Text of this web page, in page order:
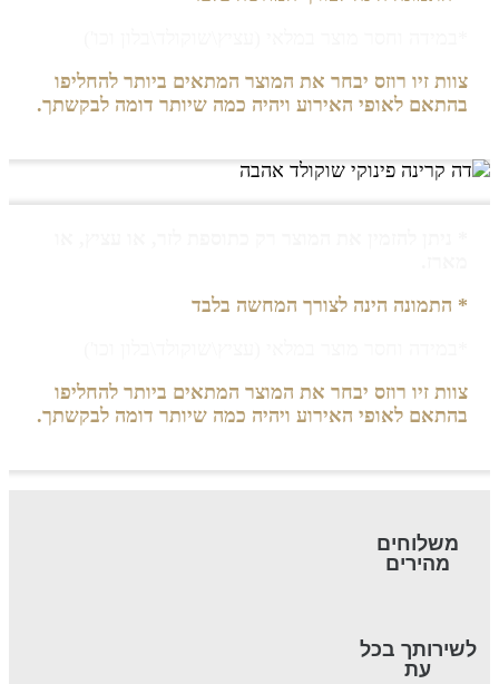
צוות זיו רוזס יבחר את המוצר המתאים ביותר להחליפו
בהתאם לאופי האירוע ויהיה כמה שיותר דומה לבקשתך.
* התמונה הינה לצורך המחשה בלבד
צוות זיו רוזס יבחר את המוצר המתאים ביותר להחליפו
בהתאם לאופי האירוע ויהיה כמה שיותר דומה לבקשתך.
משלוחים
מהירים
לשירותך בכל
עת